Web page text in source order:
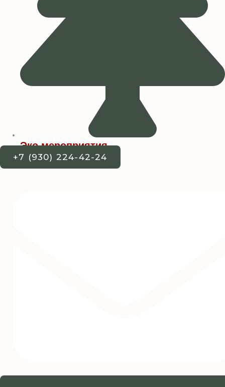
Эко мероприятия
+7 (930) 224-42-24